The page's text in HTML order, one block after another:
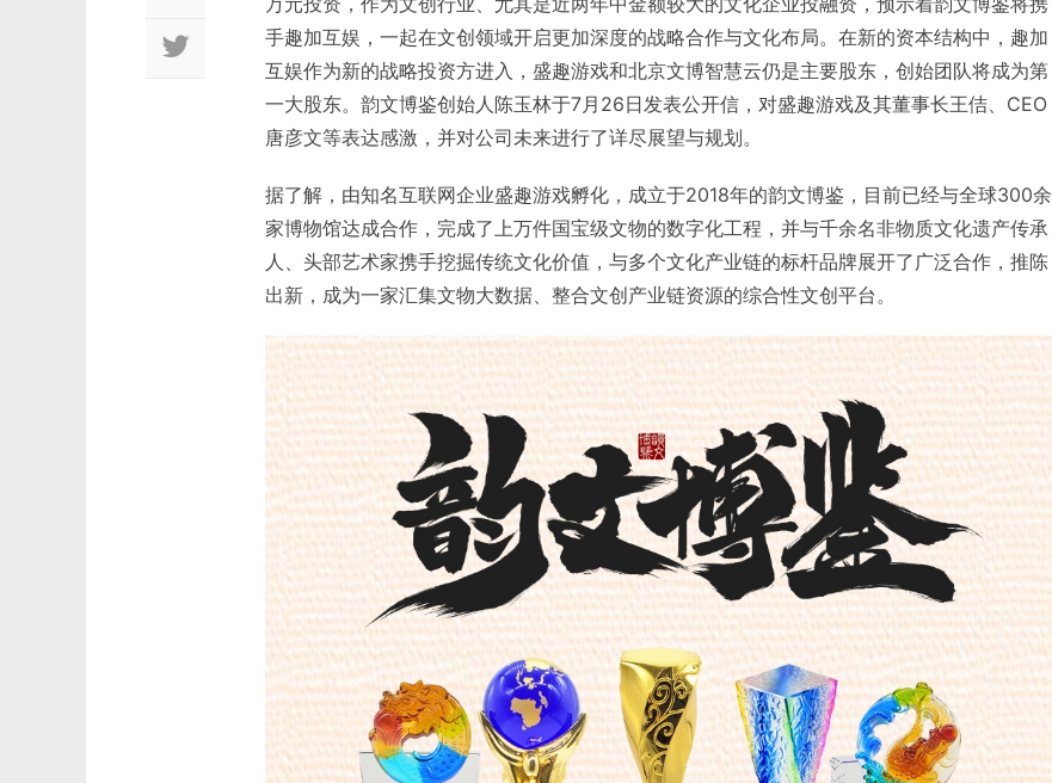
手趣加互娱，一起在文创领域开启更加深度的战略合作与文化布局。在新的资本结构中，趣加
互娱作为新的战略投资方进入，盛趣游戏和北京文博智慧云仍是主要股东，创始团队将成为第
一大股东。韵文博鉴创始人陈玉林于7月26日发表公开信，对盛趣游戏及其董事长王佶、CEO
唐彦文等表达感激，并对公司未来进行了详尽展望与规划。
据了解，由知名互联网企业盛趣游戏孵化，成立于2018年的韵文博鉴，目前已经与全球300余
家博物馆达成合作，完成了上万件国宝级文物的数字化工程，并与千余名非物质文化遗产传承
人、头部艺术家携手挖掘传统文化价值，与多个文化产业链的标杆品牌展开了广泛合作，推陈
出新，成为一家汇集文物大数据、整合文创产业链资源的综合性文创平台。